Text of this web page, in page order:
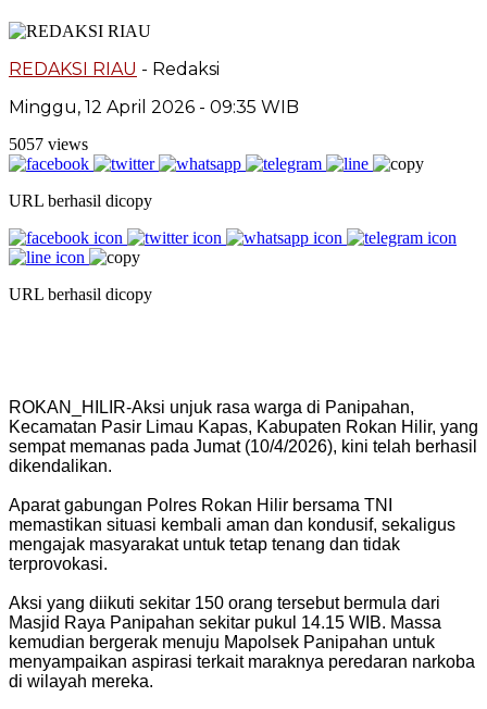
REDAKSI RIAU - Redaksi
Minggu, 12 April 2026 - 09:35 WIB
5057 views
URL berhasil dicopy
URL berhasil dicopy
ROKAN_HILIR-Aksi unjuk rasa warga di Panipahan,
Kecamatan Pasir Limau Kapas, Kabupaten Rokan Hilir, yang
sempat memanas pada Jumat (10/4/2026), kini telah berhasil
dikendalikan.
Aparat gabungan Polres Rokan Hilir bersama TNI
memastikan situasi kembali aman dan kondusif, sekaligus
mengajak masyarakat untuk tetap tenang dan tidak
terprovokasi.
Aksi yang diikuti sekitar 150 orang tersebut bermula dari
Masjid Raya Panipahan sekitar pukul 14.15 WIB. Massa
kemudian bergerak menuju Mapolsek Panipahan untuk
menyampaikan aspirasi terkait maraknya peredaran narkoba
di wilayah mereka.